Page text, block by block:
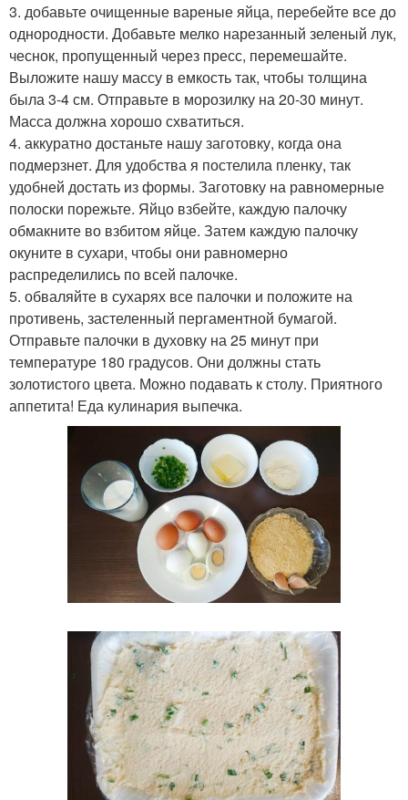
3. добавьте очищенные вареные яйца, перебейте все до
однородности. Добавьте мелко нарезанный зеленый лук,
чеснок, пропущенный через пресс, перемешайте.
Выложите нашу массу в емкость так, чтобы толщина
была 3-4 см. Отправьте в морозилку на 20-30 минут.
Масса должна хорошо схватиться.
4. аккуратно достаньте нашу заготовку, когда она
подмерзнет. Для удобства я постелила пленку, так
удобней достать из формы. Заготовку на равномерные
полоски порежьте. Яйцо взбейте, каждую палочку
обмакните во взбитом яйце. Затем каждую палочку
окуните в сухари, чтобы они равномерно
распределились по всей палочке.
5. обваляйте в сухарях все палочки и положите на
противень, застеленный пергаментной бумагой.
Отправьте палочки в духовку на 25 минут при
температуре 180 градусов. Они должны стать
золотистого цвета. Можно подавать к столу. Приятного
аппетита! Еда кулинария выпечка.